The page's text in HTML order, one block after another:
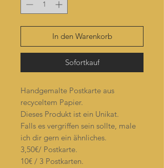
In den Warenkorb
Sofortkauf
Handgemalte Postkarte aus
recyceltem Papier.
Dieses Produkt ist ein Unikat.
Falls es vergriffen sein sollte, male
ich dir gern ein ähnliches.
3,50€/ Postkarte.
10€ / 3 Postkarten.